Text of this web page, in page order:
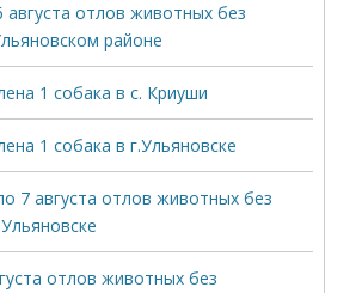
августа отлов животных без
районе
1 собака в с. Криуши
1 собака в г.Ульяновске
7 августа отлов животных без
отлов животных без